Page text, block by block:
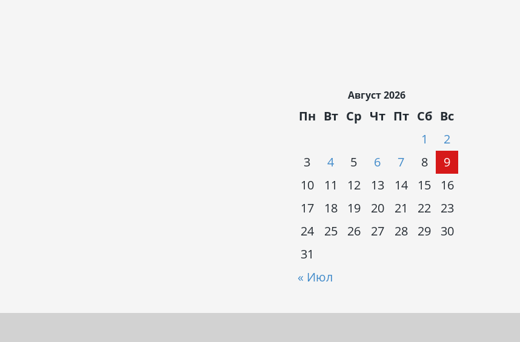
Август 2026
Пн Вт Ср Чт Пт Сб Вс
« Июл
1
2
3
4 5 6 7 8
9
10
11 12 13 14 15
16
17
18 19 20 21 22
23
24
25 26 27 28 29
30
31